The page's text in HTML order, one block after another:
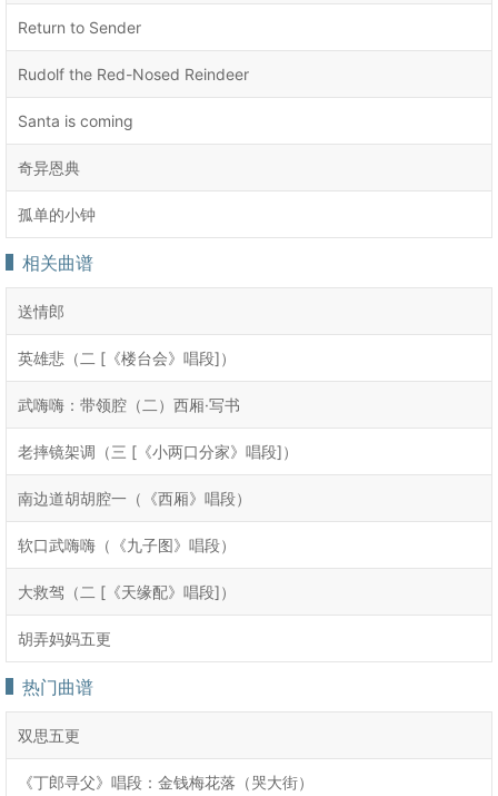
Return to Sender
Rudolf the Red-Nosed Reindeer
Santa is coming
奇异恩典
孤单的小钟
相关曲谱
送情郎
英雄悲（二 [《楼台会》唱段]）
武嗨嗨：带领腔（二）西厢·写书
老摔镜架调（三 [《小两口分家》唱段]）
南边道胡胡腔一（《西厢》唱段）
软口武嗨嗨（《九子图》唱段）
大救驾（二 [《天缘配》唱段]）
胡弄妈妈五更
热门曲谱
双思五更
《丁郎寻父》唱段：金钱梅花落（哭大街）